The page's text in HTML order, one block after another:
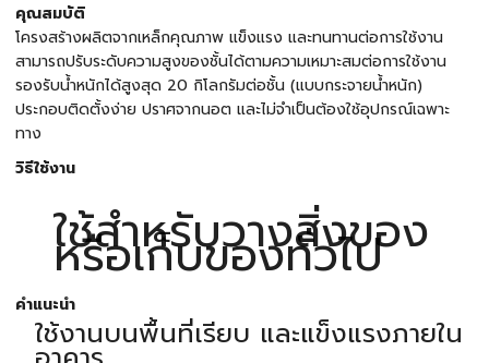
คุณสมบัติ
โครงสร้างผลิตจากเหล็กคุณภาพ แข็งแรง และทนทานต่อการใช้งาน
สามารถปรับระดับความสูงของชั้นได้ตามความเหมาะสมต่อการใช้งาน
รองรับน้ำหนักได้สูงสุด 20 กิโลกรัมต่อชั้น (แบบกระจายน้ำหนัก)
ประกอบติดตั้งง่าย ปราศจากนอต และไม่จำเป็นต้องใช้อุปกรณ์เฉพาะ
ทาง
วิธีใช้งาน
ใช้สำหรับวางสิ่งของ
หรือเก็บของทั่วไป
คำแนะนำ
ใช้งานบนพื้นที่เรียบ และแข็งแรงภายใน